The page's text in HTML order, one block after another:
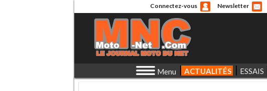
Connectez-vous Newsletter
Menu ACTUALITÉS ESSAIS